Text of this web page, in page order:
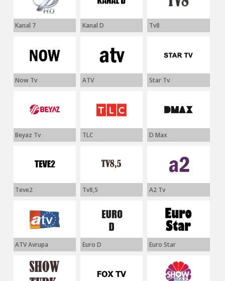
Kanal 7 Kanal D Tv8
Now Tv ATV Star Tv
Beyaz Tv TLC D Max
Teve2 Tv8,5 A2 Tv
ATV Avrupa Euro D Euro Star